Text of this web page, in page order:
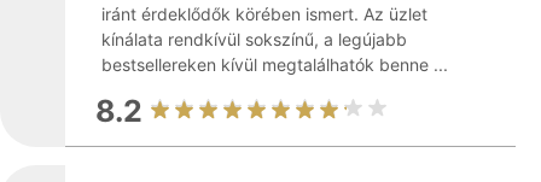
iránt érdeklődők körében ismert. Az üzlet
kínálata rendkívül sokszínű, a legújabb
bestsellereken kívül megtalálhatók benne ...
8.2